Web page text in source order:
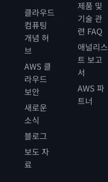
클라우드
컴퓨팅
개념 허
브
AWS 클
라우드
보안
새로운
소식
블로그
보도 자
료
제품 및
기술 관
련 FAQ
애널리스
트 보고
서
AWS 파
트너